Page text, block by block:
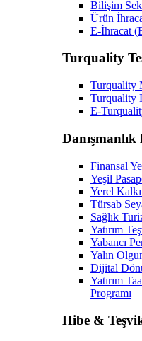
Bilişim
Ürün
E-İhracat
Turquality
Turquality
Turquality
E-
Finansal
Yeşil
Yerel
Türsab
Sağlık
Yatırım
Yabancı
Yalın
Dijital
Yatırım
Programı
Hibe &